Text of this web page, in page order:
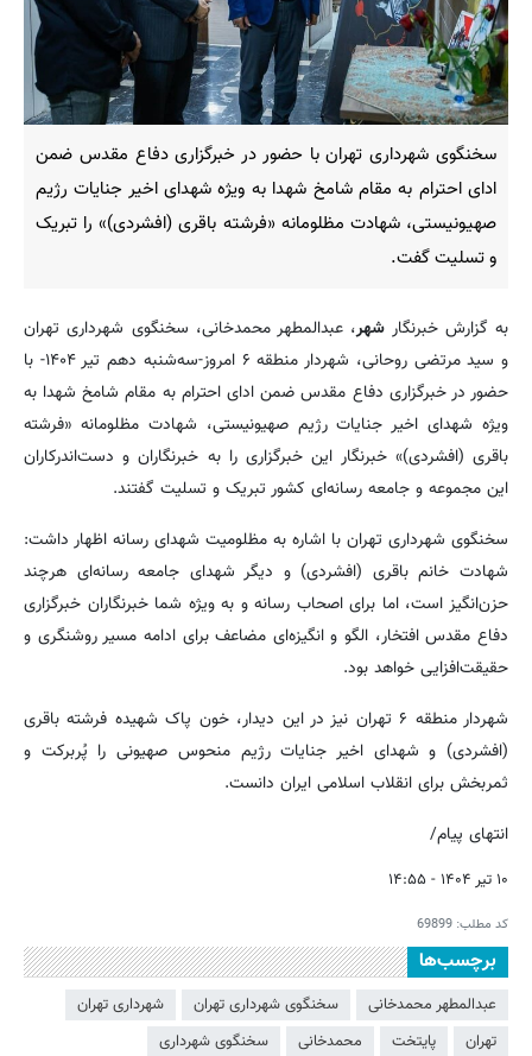
سخنگوی شهرداری تهران با حضور در خبرگزاری دفاع مقدس ضمن
ادای احترام به مقام شامخ شهدا به ویژه شهدای اخیر جنایات رژیم
صهیونیستی، شهادت مظلومانه «فرشته باقری (افشردی)» را تبریک
و تسلیت گفت.
به گزارش خبرنگار شهر، عبدالمطهر محمدخانی، سخنگوی شهرداری تهران
و سید مرتضی روحانی، شهردار منطقه ۶ امروز-سه‌شنبه دهم تیر ۱۴۰۴- با
حضور در خبرگزاری دفاع مقدس ضمن ادای احترام به مقام شامخ شهدا به
ویژه شهدای اخیر جنایات رژیم صهیونیستی، شهادت مظلومانه «فرشته
باقری (افشردی)» خبرنگار این خبرگزاری را به خبرنگاران و دست‌اندرکاران
این مجموعه و جامعه رسانه‌ای کشور تبریک و تسلیت گفتند.
سخنگوی شهرداری تهران با اشاره به مظلومیت شهدای رسانه اظهار داشت:
شهادت خانم باقری (افشردی) و دیگر شهدای جامعه رسانه‌ای هرچند
حزن‌انگیز است، اما برای اصحاب رسانه و به ویژه شما خبرنگاران خبرگزاری
دفاع مقدس افتخار، الگو و انگیزه‌ای مضاعف برای ادامه مسیر روشنگری و
حقیقت‌افزایی خواهد بود.
شهردار منطقه ۶ تهران نیز در این دیدار، خون پاک شهیده فرشته باقری
(افشردی) و شهدای اخیر جنایات رژیم منحوس صهیونی را پُربرکت و
ثمربخش برای انقلاب اسلامی ایران دانست.
انتهای پیام/
۱۰ تیر ۱۴۰۴ - ۱۴:۵۵
کد مطلب: 69899
برچسب‌ها
عبدالمطهر محمدخانی سخنگوی شهرداری تهران
شهرداری تهران
تهران
پایتخت محمدخانی سخنگوی شهرداری